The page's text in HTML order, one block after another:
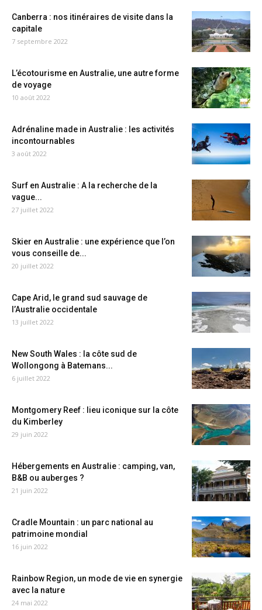
Canberra : nos itinéraires de visite dans la
capitale
7 septembre 2022
L’écotourisme en Australie, une autre forme
de voyage
10 août 2022
Adrénaline made in Australie : les activités
incontournables
3 août 2022
Surf en Australie : A la recherche de la
vague...
27 juillet 2022
Skier en Australie : une expérience que l’on
vous conseille de...
20 juillet 2022
Cape Arid, le grand sud sauvage de
l’Australie occidentale
13 juillet 2022
New South Wales : la côte sud de
Wollongong à Batemans...
6 juillet 2022
Montgomery Reef : lieu iconique sur la côte
du Kimberley
29 juin 2022
Hébergements en Australie : camping, van,
B&B ou auberges ?
21 juin 2022
Cradle Mountain : un parc national au
patrimoine mondial
16 juin 2022
Rainbow Region, un mode de vie en synergie
avec la nature
24 mai 2022